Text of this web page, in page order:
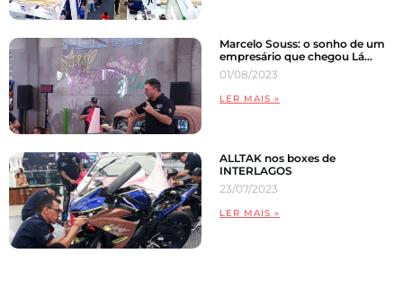
Marcelo Souss: o sonho de um
empresário que chegou Lá…
01/08/2023
LER MAIS »
ALLTAK nos boxes de
INTERLAGOS
23/07/2023
LER MAIS »